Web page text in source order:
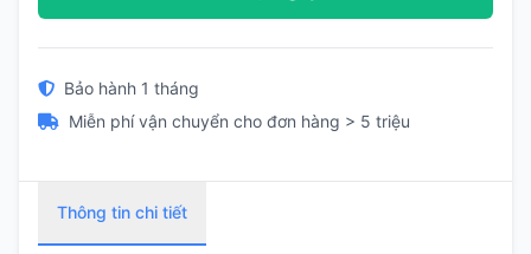
Bảo hành 1 tháng
Miễn phí vận chuyển cho đơn hàng > 5 triệu
Thông tin chi tiết